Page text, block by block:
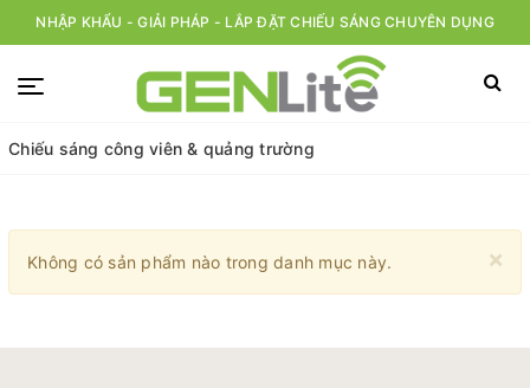
NHẬP KHẨU - GIẢI PHÁP - LẮP ĐẶT CHIẾU SÁNG CHUYÊN DỤNG
Chiếu sáng công viên & quảng trường
×
Không có sản phẩm nào trong danh mục này.